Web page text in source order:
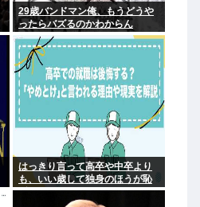
29歳バンドマン俺、もうどうや
ったらバズるのかわからん
はっきり言って高卒や中卒より
も、いい歳して独身のほうが恥
ずかしいよな